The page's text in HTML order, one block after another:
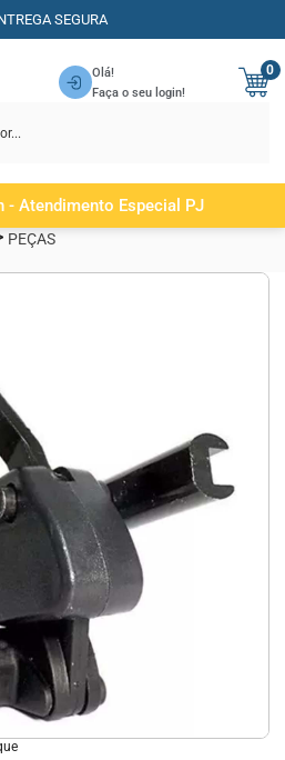
SEGURA
Olá!
Faça o seu login!
0
- Atendimento Especial PJ
PEÇAS